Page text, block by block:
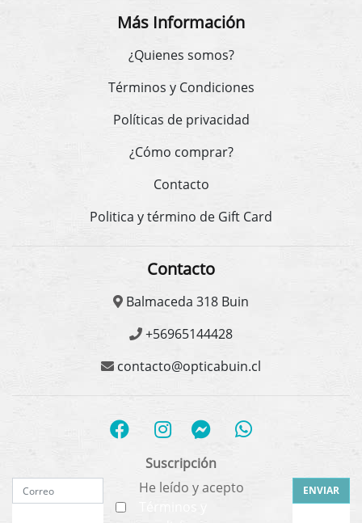
Más Información
¿Quienes somos?
Términos y Condiciones
Políticas de privacidad
¿Cómo comprar?
Contacto
Politica y término de Gift Card
Contacto
Balmaceda 318 Buin
+56965144428
contacto@opticabuin.cl
Suscripción
He leído y acepto
ENVIAR